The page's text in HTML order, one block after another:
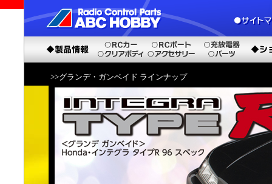
>>グランデ・ガンベイド ラインナップ